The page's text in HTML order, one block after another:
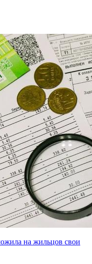
на жильцов свои